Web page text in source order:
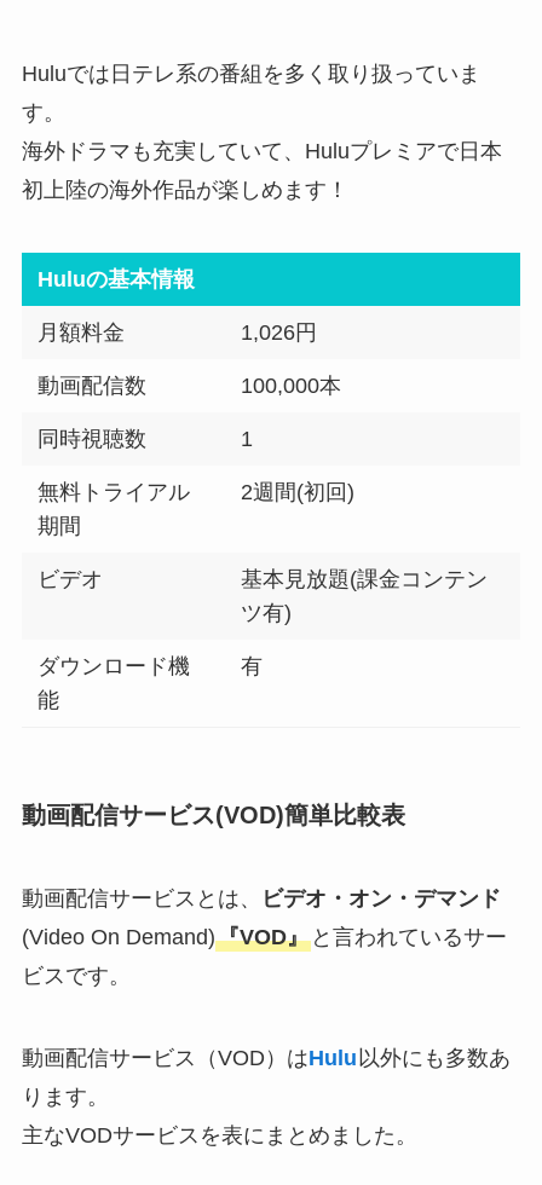
Huluでは日テレ系の番組を多く取り扱っていま
す。
海外ドラマも充実していて、Huluプレミアで日本
初上陸の海外作品が楽しめます！
Huluの基本情報
月額料金 1,026円
動画配信数 100,000本
同時視聴数 1
無料トライアル
期間
2週間(初回)
ビデオ
基本見放題(課金コンテン
ツ有)
ダウンロード機
能
有
動画配信サービス(VOD)簡単比較表
動画配信サービスとは、
ビデオ・オン・デマンド
(Video On Demand)『VOD』と言われているサー
ビスです。
動画配信サービス（VOD）はHulu 以外にも多数あ
ります。
主なVODサービスを表にまとめました。